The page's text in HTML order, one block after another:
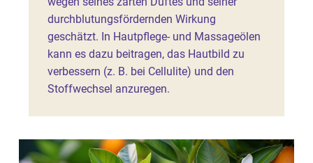
durchblutungsfördernden Wirkung
geschätzt. In Hautpflege- und Massageölen
kann es dazu beitragen, das Hautbild zu
verbessern (z. B. bei Cellulite) und den
Stoffwechsel anzuregen.